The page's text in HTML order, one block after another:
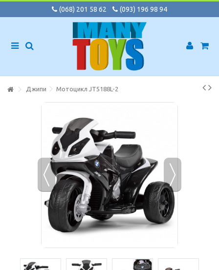
(068) 201 58 62 (093) 196 98 94
Джипи Мотоцикл JT5188L-2